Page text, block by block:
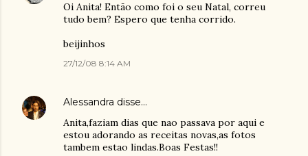
Oi Anita! Então como foi o seu Natal, correu
tudo bem? Espero que tenha corrido.
beijinhos
27/12/08 8:14 AM
Alessandra disse…
Anita,faziam dias que nao passava por aqui e
estou adorando as receitas novas,as fotos
tambem estao lindas.Boas Festas!!